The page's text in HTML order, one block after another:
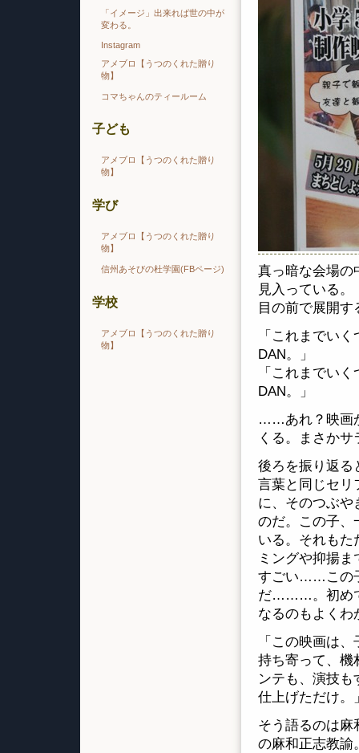
真っ暗な会場の
見入っている。
目の前で展開
「これまでい
DAN。」
「これまでい
DAN。」
……あれ？映画
くる。まさかサ
後ろを振り返る
言葉と同じセリ
に、そのつぶや
のだ。この子、
いる。それもた
ミングや抑揚
すごい……この
だ………。初めて
なるのもよくわ
「この映画は
持ち寄って、機
ンテも、演技
仕上げただけ。
そう語るのは麻
の麻和正志教諭
「イメージ」出来れば世の中が
変わる。
Instagram
アメブロ【うつのくれた贈り
物】
コマちゃんのティールーム
子ども
アメブロ【うつのくれた贈り
物】
学び
アメブロ【うつのくれた贈り
物】
信州あそびの杜学園(FBページ)
学校
アメブロ【うつのくれた贈り
物】